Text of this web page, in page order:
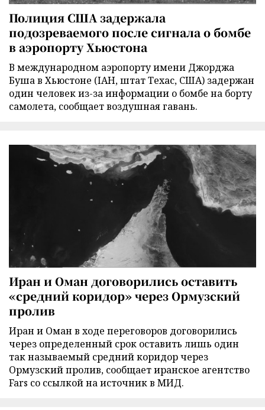
Полиция США задержала
подозреваемого после сигнала о бомбе
в аэропорту Хьюстона
В международном аэропорту имени Джорджа
Буша в Хьюстоне (IAH, штат Техас, США) задержан
один человек из-за информации о бомбе на борту
самолета, сообщает воздушная гавань.
Иран и Оман договорились оставить
«средний коридор» через Ормузский
пролив
Иран и Оман в ходе переговоров договорились
через определенный срок оставить лишь один
так называемый средний коридор через
Ормузский пролив, сообщает иранское агентство
Fars со ссылкой на источник в МИД.